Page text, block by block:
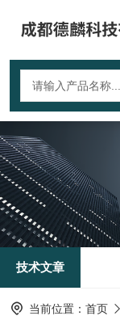
技术文章
当前位置： 首页